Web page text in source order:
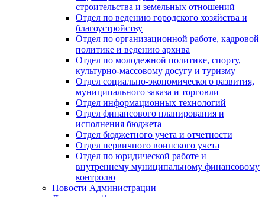
строительства и земельных отношений
Отдел по ведению городского хозяйства и
благоустройству
Отдел по организационной работе, кадровой
политике и ведению архива
Отдел по молодежной политике, спорту,
культурно-массовому досугу и туризму
Отдел социально-экономического развития,
муниципального заказа и торговли
Отдел информационных технологий
Отдел финансового планирования и
исполнения бюджета
Отдел бюджетного учета и отчетности
Отдел первичного воинского учета
Отдел по юридической работе и
внутреннему муниципальному финансовому
контролю
Новости Администрации